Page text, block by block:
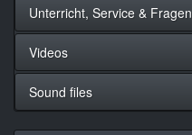
Unterricht, Service & Fragen
Videos
Sound files